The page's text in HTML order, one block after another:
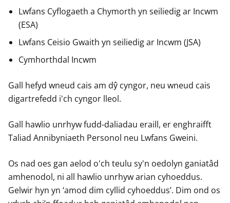
Lwfans Cyflogaeth a Chymorth yn seiliedig ar Incwm
(ESA)
Lwfans Ceisio Gwaith yn seiliedig ar Incwm (JSA)
Cymhorthdal Incwm
Gall hefyd wneud cais am dŷ cyngor, neu wneud cais
digartrefedd i'ch cyngor lleol.
Gall hawlio unrhyw fudd-daliadau eraill, er enghraifft
Taliad Annibyniaeth Personol neu Lwfans Gweini.
Os nad oes gan aelod o'ch teulu sy'n oedolyn ganiatâd
amhenodol, ni all hawlio unrhyw arian cyhoeddus.
Gelwir hyn yn ‘amod dim cyllid cyhoeddus’. Dim ond os